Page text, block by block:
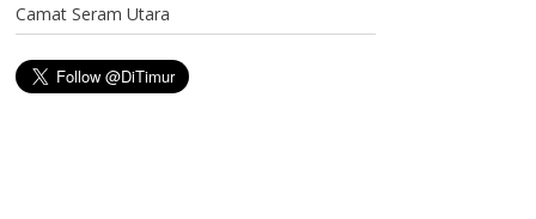
Camat Seram Utara